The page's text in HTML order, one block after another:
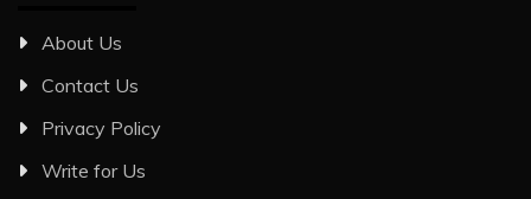
About Us
Contact Us
Privacy Policy
Write for Us